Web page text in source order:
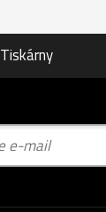
Tiskárny